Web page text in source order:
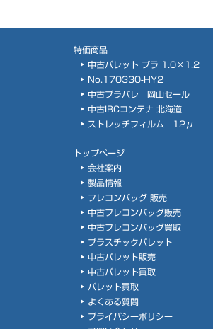
特価商品
中古パレット プラ 1.0×1.2
No.170330-HY2
中古プラパレ 岡山セール
中古IBCコンテナ 北海道
ストレッチフィルム 12μ
トップページ
会社案内
製品情報
フレコンバッグ 販売
中古フレコンバッグ販売
中古フレコンバッグ買取
プラスチックパレット
中古パレット販売
中古パレット買取
パレット買取
よくある質問
プライバシーポリシー